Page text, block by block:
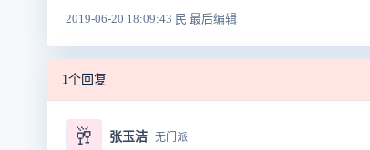
2019-06-20 18:09:43 民 最后编辑
1个回复
🥂 张玉洁 无门派